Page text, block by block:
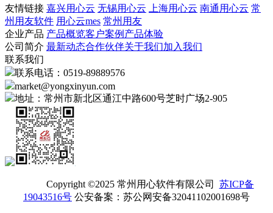
友情链接 嘉兴用心云 无锡用心云 上海用心云 南通用心云 常
州用友软件 用心云mes 常州用友
企业产品 产品概览客户案例 产品体验
公司简介 最新动态合作伙伴关于我们加入我们
联系我们
联系电话：0519-89889576
market@yongxinyun.com
地址：常州市新北区通江中路600号芝时广场2-905
Copyright ©2025 常州用心软件有限公司 苏ICP备
19043516号 公安备案：苏公网安备32041102001698号